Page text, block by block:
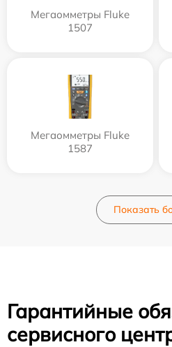
Мегаомметры Fluke
1507
Мегаомметры Fluke
1587
Показать
Гарантийные
сервисного